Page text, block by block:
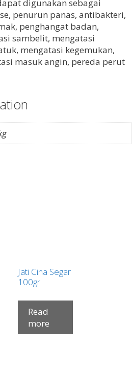
digunakan sebagai
penurun panas, antibakteri,
penghangat badan,
sambelit, mengatasi
mengatasi kegemukan,
masuk angin, pereda perut
Jati Cina Segar
100gr
Read
more